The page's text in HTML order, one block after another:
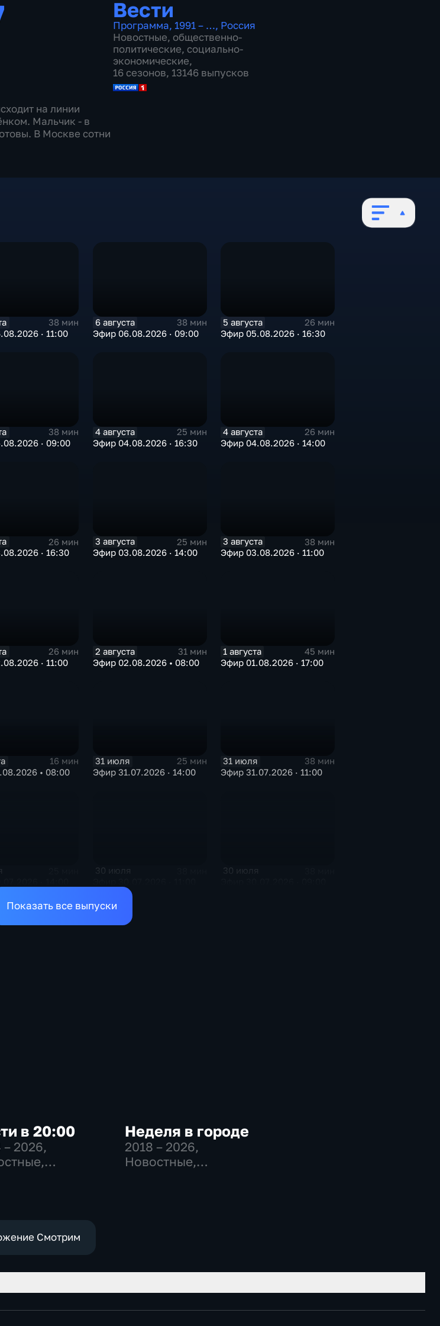
на линии
Мальчик - в
В Москве сотни
Вести
Программа, 1991 – …, Россия
Новостные, общественно-
политические, социально-
экономические,
16 сезонов, 13146 выпусков
38 мин
· 11:00
6 августа
38 мин
Эфир 06.08.2026 · 09:00
5 августа
26 мин
Эфир 05.08.2026 · 16:30
38 мин
· 09:00
4 августа
25 мин
Эфир 04.08.2026 · 16:30
4 августа
26 мин
Эфир 04.08.2026 · 14:00
26 мин
· 16:30
3 августа
25 мин
Эфир 03.08.2026 · 14:00
3 августа
38 мин
Эфир 03.08.2026 · 11:00
26 мин
· 11:00
2 августа
31 мин
Эфир 02.08.2026 • 08:00
1 августа
45 мин
Эфир 01.08.2026 · 17:00
16 мин
• 08:00
31 июля
25 мин
Эфир 31.07.2026 · 14:00
31 июля
38 мин
Эфир 31.07.2026 · 11:00
30 июля 30 июля
Показать все выпуски
в 20:00
– 2026,
Неделя в городе
2018 – 2026,
Новостные,
Смотрим